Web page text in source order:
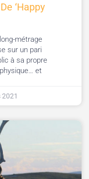
‘Happy
métrage
sur un pari
à sa propre
et
2021